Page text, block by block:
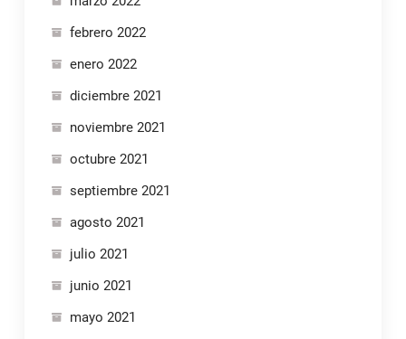
febrero 2022
enero 2022
diciembre 2021
noviembre 2021
octubre 2021
septiembre 2021
agosto 2021
julio 2021
junio 2021
mayo 2021